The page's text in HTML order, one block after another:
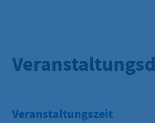
Veranstaltungszeit